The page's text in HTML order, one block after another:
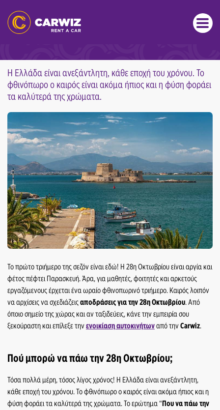
3+1 ΠΡΟΟΡΙΣΜΟΊ ΓΙΑ ΝΑ ΓΙΟΡΤΆΣΕΙΣ ΤΗΝ
28Η ΟΚΤΩΒΡΊΟΥ!
Η Ελλάδα είναι ανεξάντλητη, κάθε εποχή του χρόνου. Το
φθινόπωρο ο καιρός είναι ακόμα ήπιος και η φύση φοράει
τα καλύτερά της χρώματα.
Το πρώτο τριήμερο της σεζόν είναι εδώ! Η 28ηΟκτωβρίου είναι αργία και
φέτος πέφτει Παρασκευή. Άρα, για μαθητές, φοιτητές και αρκετούς
εργαζόμενους έρχεται ένα ωραίο φθινοπωρινό τριήμερο. Καιρός λοιπόν
να αρχίσεις να σχεδιάζειςαποδράσεις για την 28ηΟκτωβρίου. Από
όποιο σημείο της χώρας και αν ταξιδεύεις, κάνε την εμπειρία σου
ξεκούραστη και επίλεξε τηνενοικίαση αυτοκινήτωναπό τηνCarwiz.
Πού μπορώ να πάω την 28ηΟκτωβρίου;
Τόσα πολλά μέρη, τόσος λίγος χρόνος! Η Ελλάδα είναι ανεξάντλητη,
κάθε εποχή του χρόνου. Το φθινόπωρο ο καιρός είναι ακόμα ήπιος και η
φύση φοράει τα καλύτερά της χρώματα. Το ερώτημα “Που να πάω την